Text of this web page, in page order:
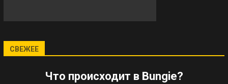
СВЕЖЕЕ
Что происходит в Bungie?